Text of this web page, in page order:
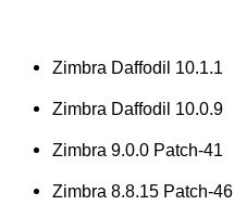
Zimbra Daffodil 10.1.1
Zimbra Daffodil 10.0.9
Zimbra 9.0.0 Patch-41
Zimbra 8.8.15 Patch-46